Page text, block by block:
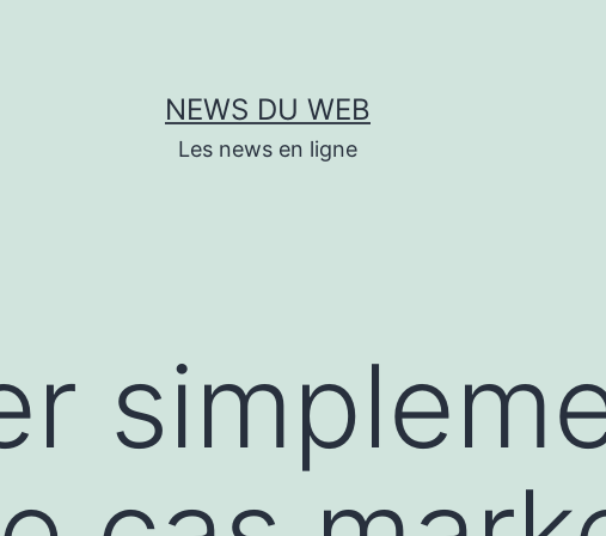
NEWS DU WEB
Les news en ligne